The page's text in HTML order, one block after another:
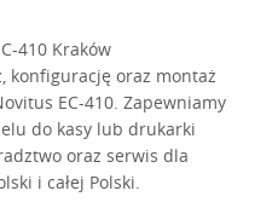
410 Kraków
konfigurację oraz montaż
EC-410. Zapewniamy
do kasy lub drukarki
oraz serwis dla
i całej Polski.